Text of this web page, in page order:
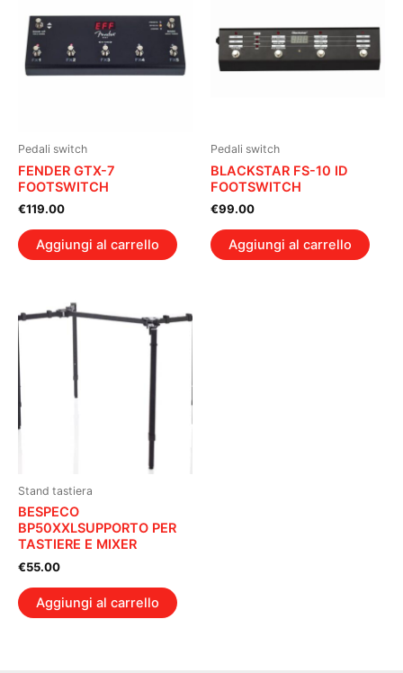
Pedali switch
FENDER GTX-7
FOOTSWITCH
€119.00
Aggiungi al carrello
Pedali switch
BLACKSTAR FS-10 ID
FOOTSWITCH
€99.00
Aggiungi al carrello
Stand tastiera
BESPECO
BP50XXLSUPPORTO PER
TASTIERE E MIXER
€55.00
Aggiungi al carrello